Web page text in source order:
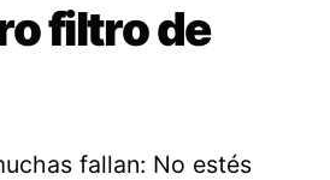
filtro de
fallan: No estés